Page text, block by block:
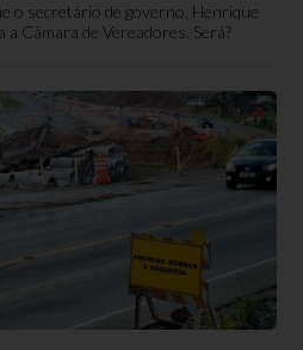
o secretário de governo, Henrique
Câmara de Vereadores. Será?